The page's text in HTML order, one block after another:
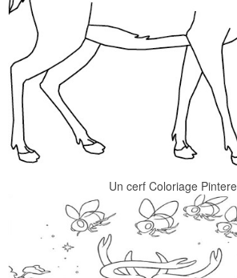
Un cerf Coloriage